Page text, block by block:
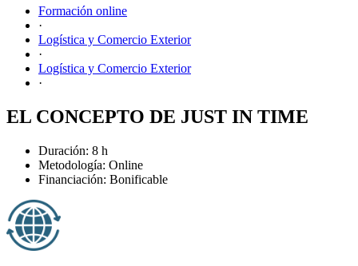
Formación online
·
Logística y Comercio Exterior
·
Logística y Comercio Exterior
·
EL CONCEPTO DE JUST IN TIME
Duración: 8 h
Metodología: Online
Financiación: Bonificable